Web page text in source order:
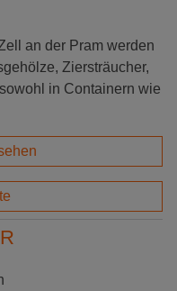
an der Pram werden
Ziersträucher,
in Containern wie